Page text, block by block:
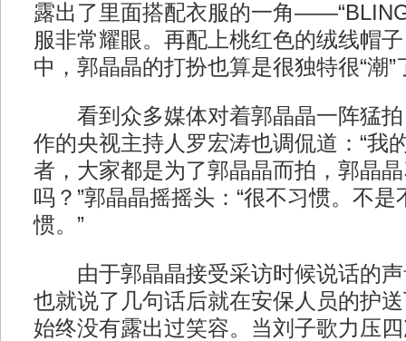
露出了里面搭配衣服的一角
服非常耀眼。再配上桃红色的绒线帽
中，郭晶晶的打扮也算是很独特很“潮”
看到众多媒体对着郭晶晶一阵猛拍
作的央视主持人罗宏涛也调侃道：“我
者，大家都是为了郭晶晶而拍，郭晶
吗？”郭晶晶摇摇头：“很不习惯。不
惯。”
由于郭晶晶接受采访时候说话的声
也就说了几句话后就在安保人员的护
始终没有露出过笑容。当刘子歌力压